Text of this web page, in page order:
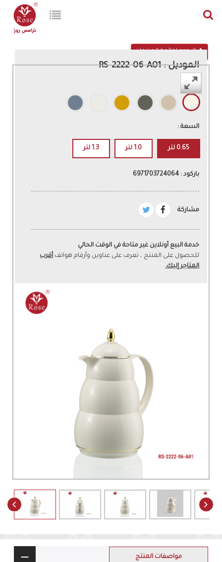
الرجوع لقائمة المنتجات
الموديل : RS-2222-06-A01
اللون :
السعة :
0.65 لتر 1.0 لتر 1.3 لتر
باركود : 6971703724064
مشاركة
خدمة البيع أونلاين غير متاحة في الوقت الحالي
للحصول على المنتج ، تعرف على عناوين وأرقام هواتفأقرب
المتاجر إليك.
مواصفات المنتج